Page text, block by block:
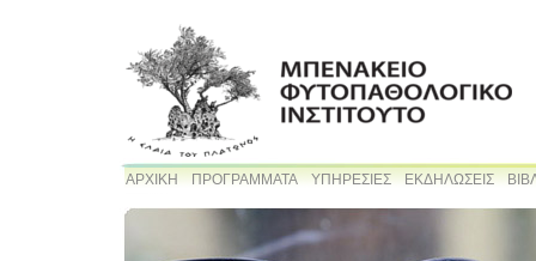
ΑΡΧΙΚΗ ΠΡΟΓΡΑΜΜΑΤΑ ΥΠΗΡΕΣΙΕΣ ΕΚΔΗΛΩΣΕΙΣ